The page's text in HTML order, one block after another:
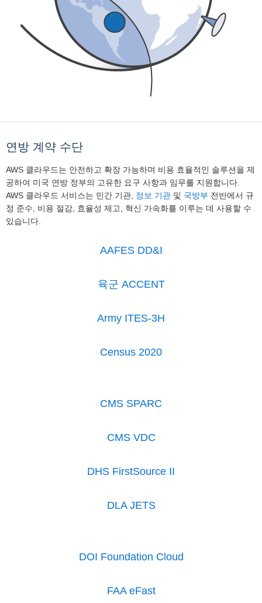
연방 계약 수단
AWS 클라우드는 안전하고 확장 가능하며 비용 효율적인 솔루션을 제
공하여 미국 연방 정부의 고유한 요구 사항과 임무를 지원합니다.
AWS 클라우드 서비스는 민간 기관, 정보 기관 및 국방부 전반에서 규
정 준수, 비용 절감, 효율성 제고, 혁신 가속화를 이루는 데 사용할 수
있습니다.
AAFES DD&I
육군 ACCENT
Army ITES-3H
Census 2020
CMS SPARC
CMS VDC
DHS FirstSource II
DLA JETS
DOI Foundation Cloud
FAA eFast